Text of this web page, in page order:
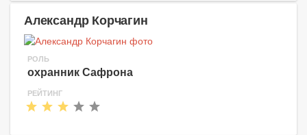
Александр Корчагин
РОЛЬ
охранник Сафрона
РЕЙТИНГ